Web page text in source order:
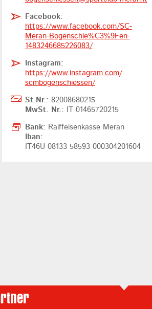
Facebook:
https://www.facebook.com/SC-
Meran-Bogenschie%C3%9Fen-
1483246685226083/
Instagram:
https://www.instagram.com/
scmbogenschiessen/
St.Nr.: 82008680215
MwSt. Nr.:
IT 01465720215
Bank: Raiffeisenkasse Meran
Iban:
IT46U 08133 58593 000304201604